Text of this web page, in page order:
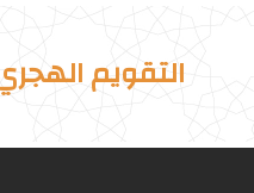
التقويم الهجري